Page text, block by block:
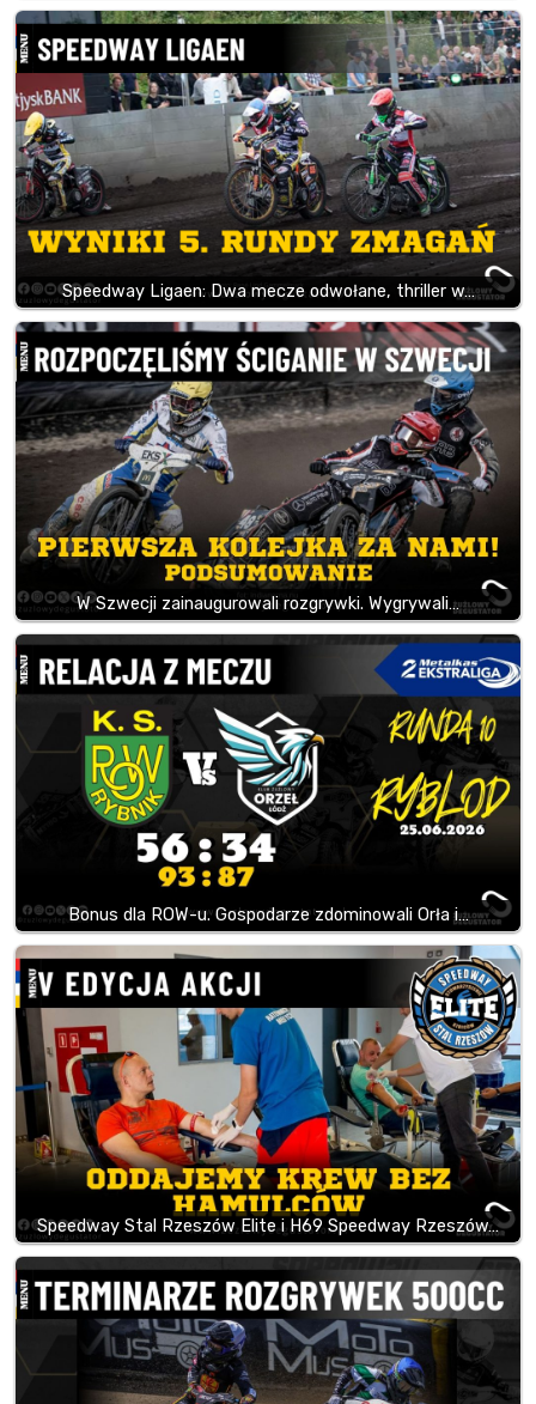
Speedway Ligaen: Dwa mecze odwołane, thriller w…
W Szwecji zainaugurowali rozgrywki. Wygrywali…
Bonus dla ROW-u. Gospodarze zdominowali Orła i…
Speedway Stal Rzeszów Elite i H69 Speedway Rzeszów…